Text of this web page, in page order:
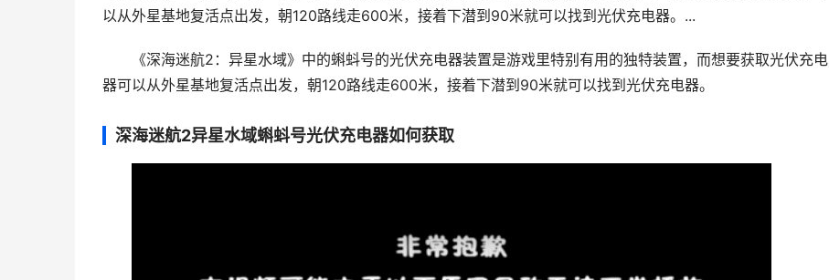
以从外星基地复活点出发，朝120路线走600米，接着下潜到90米就可以找到光伏充电器。...
《深海迷航2：异星水域》中的蝌蚪号的光伏充电器装置是游戏里特别有用的独特装置，而想要获取光伏充电
器可以从外星基地复活点出发，朝120路线走600米，接着下潜到90米就可以找到光伏充电器。
深海迷航2异星水域蝌蚪号光伏充电器如何获取